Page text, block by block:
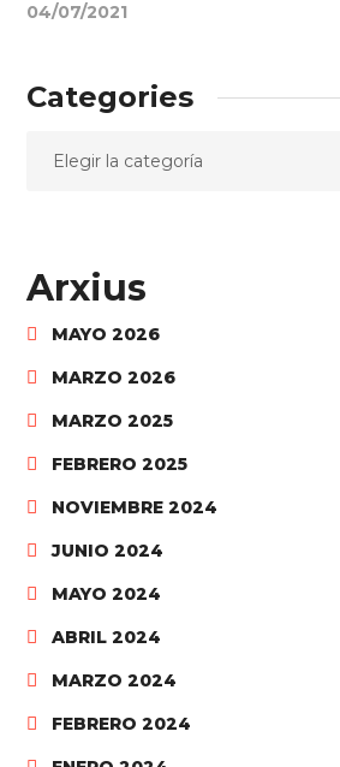
04/07/2021
Categories
Arxius
MAYO 2026
MARZO 2026
MARZO 2025
FEBRERO 2025
NOVIEMBRE 2024
JUNIO 2024
MAYO 2024
ABRIL 2024
MARZO 2024
FEBRERO 2024